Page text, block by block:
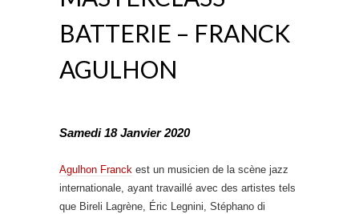
BATTERIE – FRANCK
AGULHON
Samedi 18 Janvier 2020
Agulhon Franck est un musicien de la scène jazz
internationale, ayant travaillé avec des artistes tels
que Bireli Lagrène, Éric Legnini, Stéphano di